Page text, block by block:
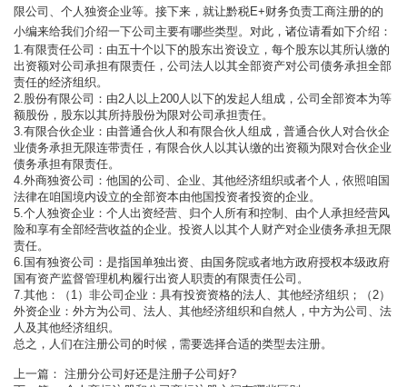
限公司、个人独资企业等。接下来，就让黔税E+财务负责工商注册的的
小编来给我们介绍一下公司主要有哪些类型。对此，诸位请看如下介绍：
1.有限责任公司：由五十个以下的股东出资设立，每个股东以其所认缴的
出资额对公司承担有限责任，公司法人以其全部资产对公司债务承担全部
责任的经济组织。
2.股份有限公司：由2人以上200人以下的发起人组成，公司全部资本为等
额股份，股东以其所持股份为限对公司承担责任。
3.有限合伙企业：由普通合伙人和有限合伙人组成，普通合伙人对合伙企
业债务承担无限连带责任，有限合伙人以其认缴的出资额为限对合伙企业
债务承担有限责任。
4.外商独资公司：他国的公司、企业、其他经济组织或者个人，依照咱国
法律在咱国境内设立的全部资本由他国投资者投资的企业。
5.个人独资企业：个人出资经营、归个人所有和控制、由个人承担经营风
险和享有全部经营收益的企业。投资人以其个人财产对企业债务承担无限
责任。
6.国有独资公司：是指国单独出资、由国务院或者地方政府授权本级政府
国有资产监督管理机构履行出资人职责的有限责任公司。
7.其他：（1）非公司企业：具有投资资格的法人、其他经济组织；（2）
外资企业：外方为公司、法人、其他经济组织和自然人，中方为公司、法
人及其他经济组织。
总之，人们在注册公司的时候，需要选择合适的类型去注册。
上一篇： 注册分公司好还是注册子公司好?